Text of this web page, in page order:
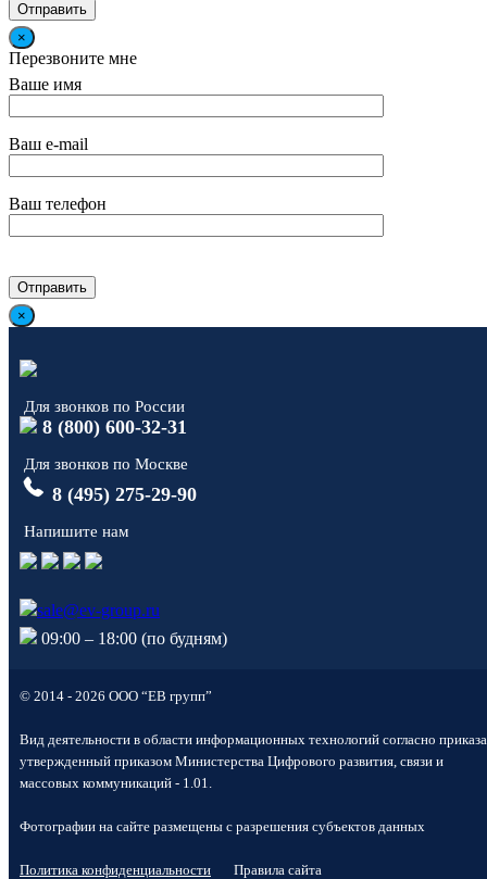
×
Перезвоните мне
Ваше имя
Ваш e-mail
Ваш телефон
×
Для звонков по России
8 (800) 600-32-31
Для звонков по Москве
8 (495) 275-29-90
Напишите нам
sale@ev-group.ru
09:00 – 18:00 (по будням)
© 2014 - 2026 ООО “ЕВ групп”
Вид деятельности в области информационных технологий согласно приказа
утвержденный приказом Министерства Цифрового развития, связи и
массовых коммуникаций - 1.01.
Фотографии на сайте размещены с разрешения субъектов данных
Политика конфиденциальности Правила сайта